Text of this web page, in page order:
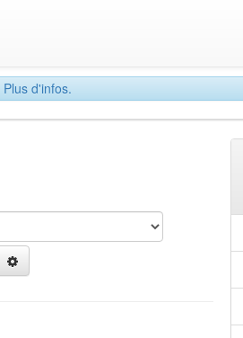
Plus d'infos.